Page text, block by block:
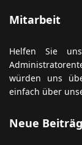
Mitarbeit
Helfen Sie
würden uns
einfach über
Neue